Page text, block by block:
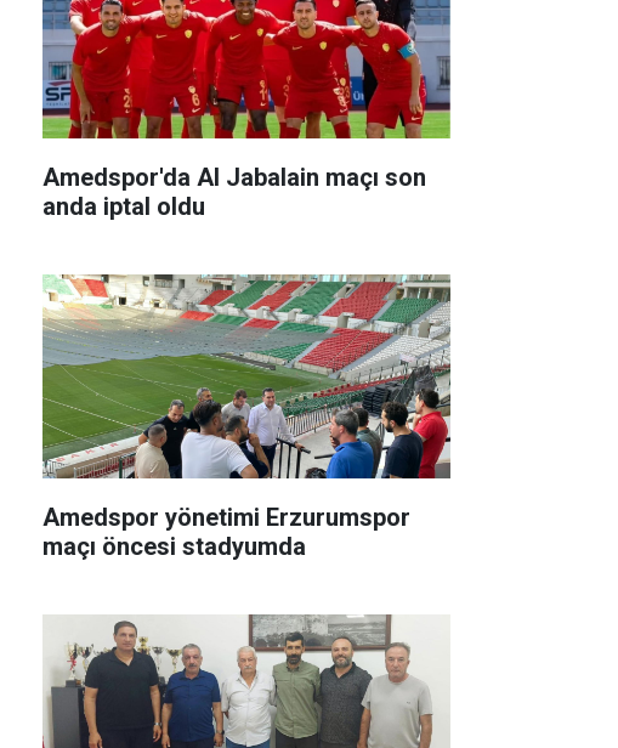
Amedspor'da Al Jabalain maçı son
anda iptal oldu
Amedspor yönetimi Erzurumspor
maçı öncesi stadyumda